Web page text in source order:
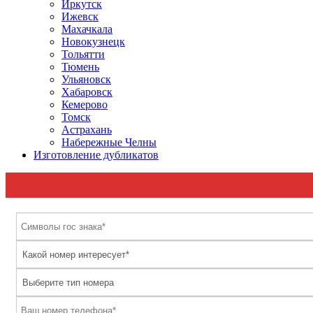
Иркутск
Ижевск
Махачкала
Новокузнецк
Тольятти
Тюмень
Ульяновск
Хабаровск
Кемерово
Томск
Астрахань
Набережные Челны
Изготовление дубликатов